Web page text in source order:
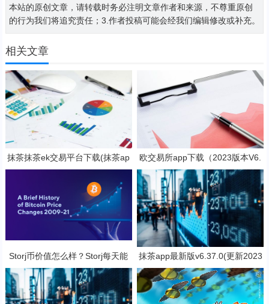
本站的原创文章，请转载时务必注明文章作者和来源，不尊重原创
的行为我们将追究责任；3.作者投稿可能会经我们编辑修改或补充。
相关文章
抹茶抹茶ek交易平台下载(抹茶ap
p专业版v8.2.4下载)
欧交易所app下载（2023版本V6.
4.4）_欧交易所安装包
Storj币价值怎么样？Storj每天能
挖几个币？
抹茶app最新版v6.37.0(更新2023
抹茶交易官网版本)